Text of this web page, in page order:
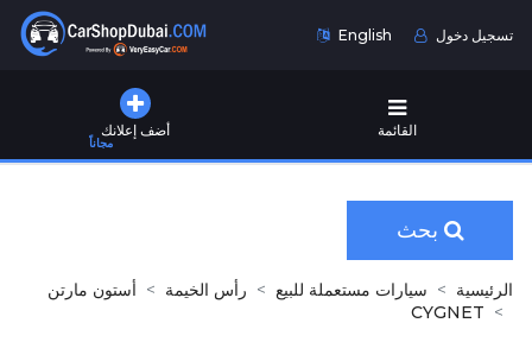
English تسجيل دخول
أضف إعلانك
مجاناً
القائمة
بحث
الرئيسية سيارات مستعملة للبيع رأس الخيمة
أستون مارتن
CYGNET